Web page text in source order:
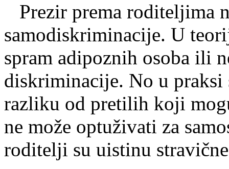
Prezir prema roditeljima
samodiskriminacije. U
spram adipoznih osoba ili
diskriminacije. No u
razliku od pretilih koji
ne može optuživati za
roditelji su uistinu